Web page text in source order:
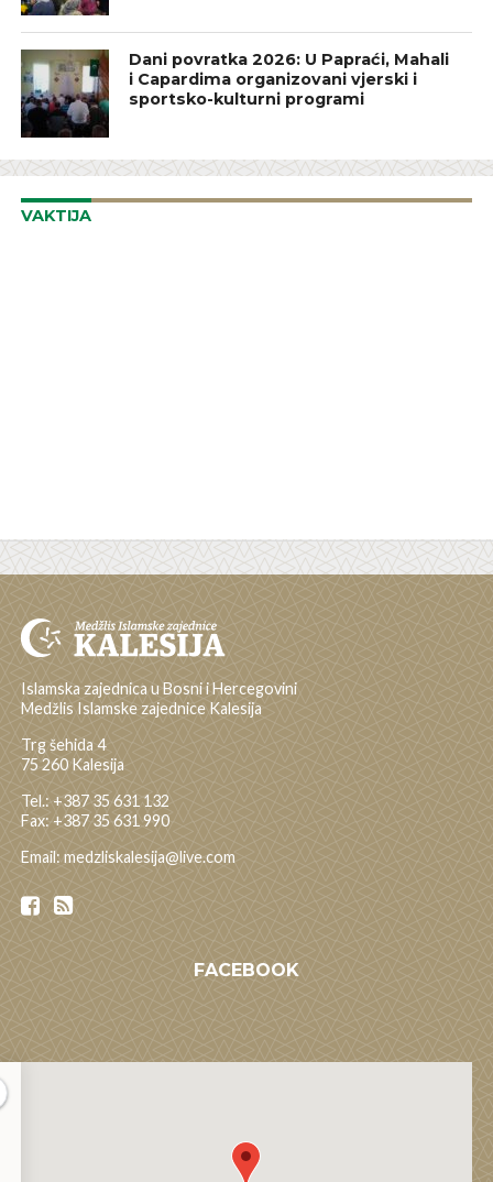
Dani povratka 2026: U Papraći, Mahali
i Capardima organizovani vjerski i
sportsko-kulturni programi
VAKTIJA
Islamska zajednica u Bosni i Hercegovini
Medžlis Islamske zajednice Kalesija
Trg šehida 4
75 260 Kalesija
Tel.: +387 35 631 132
Fax: +387 35 631 990
Email: medzliskalesija@live.com
FACEBOOK